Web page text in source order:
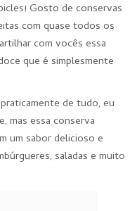
Gosto de conservas
com quase todos os
com vocês essa
que é simplesmente
de tudo, eu
mas essa conserva
um sabor delicioso e
saladas e muito